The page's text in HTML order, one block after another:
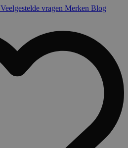
Veelgestelde vragen Merken Blog